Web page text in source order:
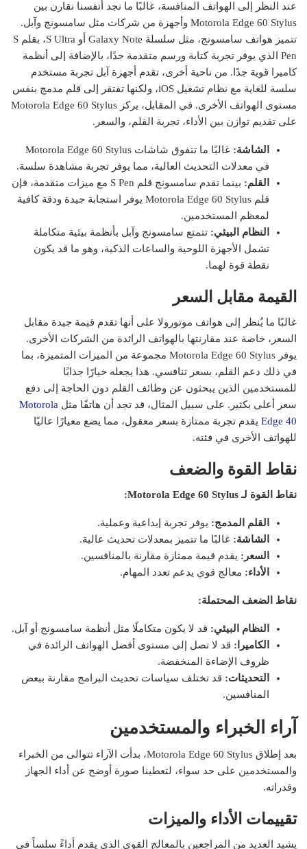
عند النظر إلى الهواتف المنافسة، غالبًا ما نجد أنفسنا نقارن بين
Motorola Edge 60 Stylus وأجهزة من شركات مثل سامسونج وآبل.
تتميز هواتف سامسونج، مثل سلسلة Galaxy Note أو S Ultra، بقلم S
Pen الذي يوفر تجربة كتابة ورسم متقدمة جدًا، بالإضافة إلى أنظمة
كاميرا قوية جدًا. من ناحية أخرى، تقدم أجهزة آبل تجربة مستخدم
سلسة للغاية مع نظام تشغيل iOS، ولكنها تفتقر إلى قلم مدمج بنفس
مستوى الهواتف الأخرى. في المقابل، يركز Motorola Edge 60 Stylus
على تقديم توازن بين الأداء، تجربة القلم، والسعر.
الشاشة:
غالبًا ما تتفوق شاشات Motorola Edge 60 Stylus
في معدلات التحديث العالية، مما يوفر تجربة مشاهدة سلسة.
القلم:
بينما تقدم سامسونج قلم S Pen مع ميزات متقدمة، فإن
قلم Motorola Edge 60 Stylus يوفر استجابة جيدة ودقة كافية
لمعظم المستخدمين.
النظام البيئي: تتمتع سامسونج وآبل بأنظمة بيئية متكاملة
تشمل الأجهزة اللوحية والساعات الذكية، وهو ما قد يكون
نقطة قوة لهما.
القيمة مقابل السعر
غالبًا ما يُنظر إلى هواتف موتورولا على أنها تقدم قيمة جيدة مقابل
السعر، خاصة عند مقارنتها بالهواتف الرائدة من الشركات الأخرى.
يوفر Motorola Edge 60 Stylus مجموعة من الميزات المتميزة، بما
في ذلك دعم القلم، بسعر تنافسي. هذا يجعله خيارًا جذابًا
للمستخدمين الذين يبحثون عن وظائف القلم دون الحاجة إلى دفع
سعر أعلى بكثير. على سبيل المثال، قد تجد أن هاتفًا مثل Motorola
Edge 40 يقدم تجربة ممتازة بسعر معقول، مما يضع معيارًا عاليًا
للهواتف الأخرى في فئته.
نقاط القوة والضعف
نقاط القوة لـ Motorola Edge 60 Stylus:
القلم المدمج: يوفر تجربة إبداعية وعملية.
الشاشة: غالبًا ما تتميز بمعدلات تحديث عالية.
السعر: يقدم قيمة ممتازة مقارنة بالمنافسين.
الأداء: معالج قوي يدعم تعدد المهام.
نقاط الضعف المحتملة:
النظام البيئي: قد لا يكون متكاملًا مثل أنظمة سامسونج أو آبل.
الكاميرا: قد لا تصل إلى مستوى أفضل الهواتف الرائدة في
ظروف الإضاءة المنخفضة.
التحديثات: قد تختلف سياسات تحديث البرامج مقارنة ببعض
المنافسين.
آراء الخبراء والمستخدمين
بعد إطلاق Motorola Edge 60 Stylus، بدأت الآراء تتوالى من الخبراء
والمستخدمين على حد سواء، لتعطينا صورة أوضح عن أداء الجهاز
وقدراته.
تقييمات الأداء والميزات
يشيد العديد من المراجعين بالمعالج القوي الذي يقدم أداءً سلساً في